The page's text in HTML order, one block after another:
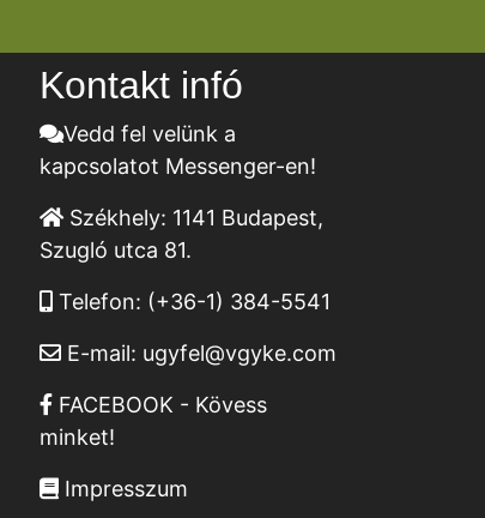
Kontakt infó
Vedd fel velünk a
kapcsolatot Messenger-en!
Székhely: 1141 Budapest,
Szugló utca 81.
Telefon: (+36-1) 384-5541
E-mail: ugyfel@vgyke.com
FACEBOOK - Kövess
minket!
Impresszum